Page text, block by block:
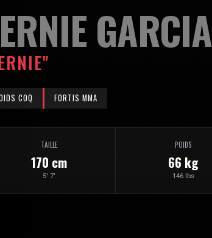
GARCIA
COQ FORTIS MMA
TAILLE
170 cm
5' 7'
POIDS
66 kg
146 lbs